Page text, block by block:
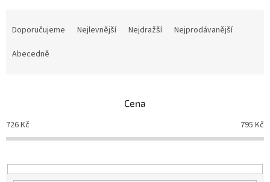
o
d
k
t
Doporučujeme Nejlevnější Nejdražší
Nejprodávanější
Abecedně
Cena
726Kč 795 Kč